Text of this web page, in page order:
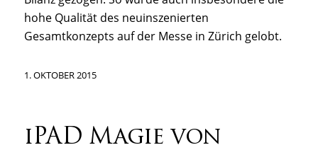
hohe Qualität des neuinszenierten
Gesamtkonzepts auf der Messe in Zürich gelobt.
1. OKTOBER 2015
iPAD Magie von